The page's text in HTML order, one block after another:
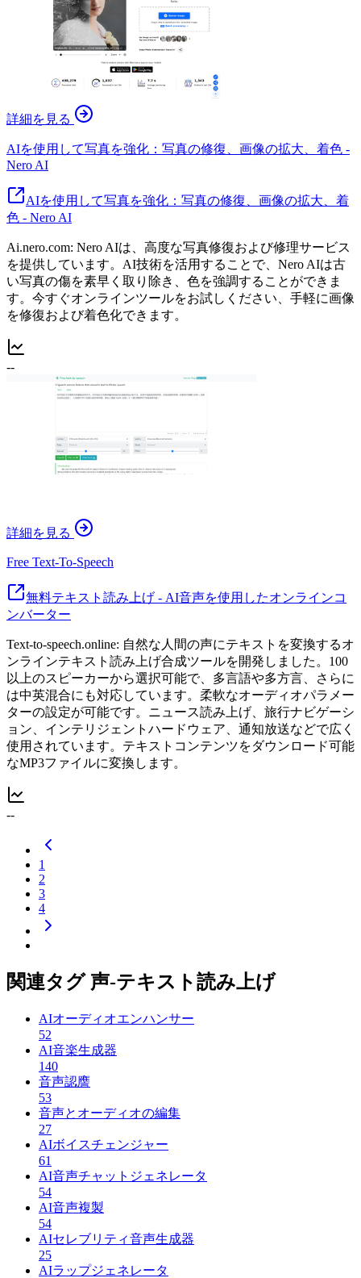
詳細を見る
AIを使用して写真を強化：写真の修復、画像の拡大、着色 -
Nero AI
AIを使用して写真を強化：写真の修復、画像の拡大、着
色 - Nero AI
Ai.nero.com: Nero AIは、高度な写真修復および修理サービス
を提供しています。AI技術を活用することで、Nero AIは古
い写真の傷を素早く取り除き、色を強調することができま
す。今すぐオンラインツールをお試しください、手軽に画像
を修復および着色化できます。
--
詳細を見る
Free Text-To-Speech
無料テキスト読み上げ - AI音声を使用したオンラインコ
ンバーター
Text-to-speech.online: 自然な人間の声にテキストを変換するオ
ンラインテキスト読み上げ合成ツールを開発しました。100
以上のスピーカーから選択可能で、多言語や多方言、さらに
は中英混合にも対応しています。柔軟なオーディオパラメー
ターの設定が可能です。ニュース読み上げ、旅行ナビゲーシ
ョン、インテリジェントハードウェア、通知放送などで広く
使用されています。テキストコンテンツをダウンロード可能
なMP3ファイルに変換します。
--
1
2
3
4
関連タグ 声-テキスト読み上げ
AIオーディオエンハンサー
52
AI音楽生成器
140
音声認譍
53
音声とオーディオの編集
27
AIボイスチェンジャー
61
AI音声チャットジェネレータ
54
AI音声複製
54
AIセレブリティ音声生成器
25
AIラップジェネレータ